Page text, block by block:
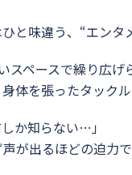
と味違う、“エンタ
スペースで繰り広げ
体を張ったタック
か知らない…」
が出るほどの迫力で